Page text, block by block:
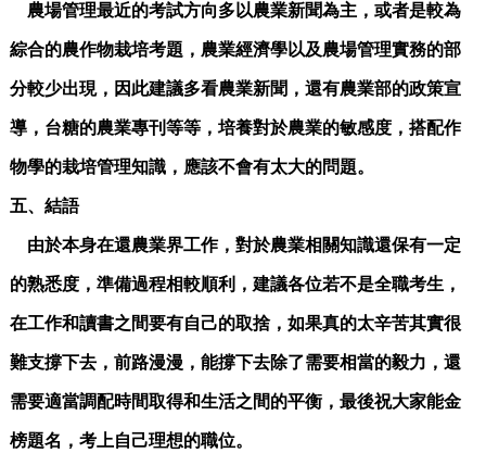
農場管理最近的考試方向多以農業新聞為主，或者是較為
綜合的農作物栽培考題，農業經濟學以及農場管理實務的部
分較少出現，因此建議多看農業新聞，還有農業部的政策宣
導，台糖的農業專刊等等，培養對於農業的敏感度，搭配作
物學的栽培管理知識，應該不會有太大的問題。
五、結語
由於本身在還農業界工作，對於農業相關知識還保有一定
的熟悉度，準備過程相較順利，建議各位若不是全職考生，
在工作和讀書之間要有自己的取捨，如果真的太辛苦其實很
難支撐下去，前路漫漫，能撐下去除了需要相當的毅力，還
需要適當調配時間取得和生活之間的平衡，最後祝大家能金
榜題名，考上自己理想的職位。